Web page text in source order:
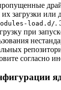
их загрузки или
load.d/.
при
согласно